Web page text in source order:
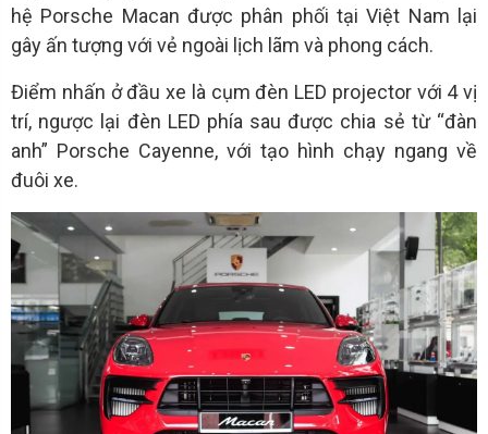
hệ Porsche Macan được phân phối tại Việt Nam lại
gây ấn tượng với vẻ ngoài lịch lãm và phong cách.
Điểm nhấn ở đầu xe là cụm đèn LED projector với 4 vị
trí, ngược lại đèn LED phía sau được chia sẻ từ “đàn
anh” Porsche Cayenne, với tạo hình chạy ngang về
đuôi xe.